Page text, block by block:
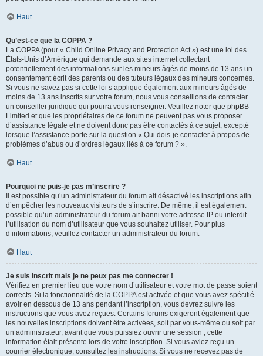
Haut
Qu’est-ce que la COPPA ?
La COPPA (pour « Child Online Privacy and Protection Act ») est une loi des
États-Unis d’Amérique qui demande aux sites internet collectant
potentiellement des informations sur les mineurs âgés de moins de 13 ans un
consentement écrit des parents ou des tuteurs légaux des mineurs concernés.
Si vous ne savez pas si cette loi s’applique également aux mineurs âgés de
moins de 13 ans inscrits sur votre forum, nous vous conseillons de contacter
un conseiller juridique qui pourra vous renseigner. Veuillez noter que phpBB
Limited et que les propriétaires de ce forum ne peuvent pas vous proposer
d’assistance légale et ne doivent donc pas être contactés à ce sujet, excepté
lorsque l’assistance porte sur la question « Qui dois-je contacter à propos de
problèmes d’abus ou d’ordres légaux liés à ce forum ? ».
Haut
Pourquoi ne puis-je pas m’inscrire ?
Il est possible qu’un administrateur du forum ait désactivé les inscriptions afin
d’empêcher les nouveaux visiteurs de s’inscrire. De même, il est également
possible qu’un administrateur du forum ait banni votre adresse IP ou interdit
l’utilisation du nom d’utilisateur que vous souhaitez utiliser. Pour plus
d’informations, veuillez contacter un administrateur du forum.
Haut
Je suis inscrit mais je ne peux pas me connecter !
Vérifiez en premier lieu que votre nom d’utilisateur et votre mot de passe soient
corrects. Si la fonctionnalité de la COPPA est activée et que vous avez spécifié
avoir en dessous de 13 ans pendant l’inscription, vous devrez suivre les
instructions que vous avez reçues. Certains forums exigeront également que
les nouvelles inscriptions doivent être activées, soit par vous-même ou soit par
un administrateur, avant que vous puissiez ouvrir une session ; cette
information était présente lors de votre inscription. Si vous aviez reçu un
courrier électronique, consultez les instructions. Si vous ne recevez pas de